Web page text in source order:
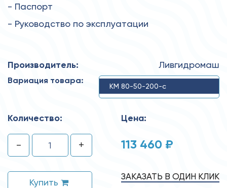
- Паспорт
- Руководство по эксплуатации
Производитель: Ливгидромаш
Вариация товара:
КМ 80-50-200-с
Количество:
- +
Купить
Цена:
113 460 ₽
ЗАКАЗАТЬ В ОДИН КЛИК